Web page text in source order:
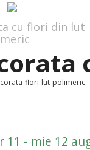
flori-lut-polimeric
11 - mie 12